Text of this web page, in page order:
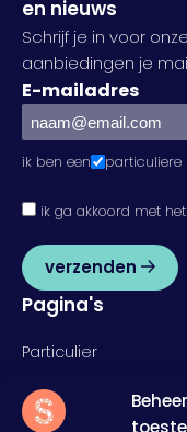
en nieuws
Schrijf je in voor
aanbiedingen je
E-mailadres
ik ben een particuliere
ik ga akkoord met het
verzenden
Pagina's
Particulier
Inspiratie